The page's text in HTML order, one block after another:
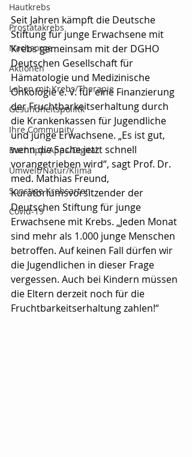
Hautkrebs
Prostatakrebs
Nachsorge
Aktionen
Leben mit Krebs/Therapie
Gesundheitspoliitk
Ihre Community
Buchtipp/Apps/Digital
Umwelt/Natur/Klima
Sonstige Krebsarten
Covid-19
Seit Jahren kämpft die Deutsche
Stiftung für junge Erwachsene mit
Krebs gemeinsam mit der DGHO
Deutschen Gesellschaft für
Hämatologie und Medizinische
Onkologie e. V. für eine Finanzierung
der Fruchtbarkeitserhaltung durch
die Krankenkassen für Jugendliche
und junge Erwachsene. „Es ist gut,
wenn die Sache jetzt schnell
vorangetrieben wird“, sagt Prof. Dr.
med. Mathias Freund,
Kuratoriumsvorsitzender der
Deutschen Stiftung für junge
Erwachsene mit Krebs. „Jeden Monat
sind mehr als 1.000 junge Menschen
betroffen. Auf keinen Fall dürfen wir
die Jugendlichen in dieser Frage
vergessen. Auch bei Kindern müssen
die Eltern derzeit noch für die
Fruchtbarkeitserhaltung zahlen!“